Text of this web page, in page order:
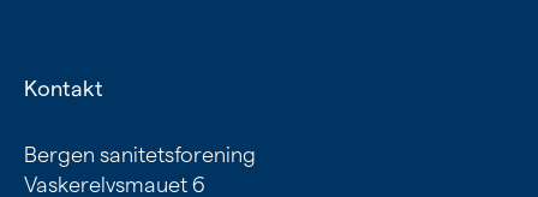
Nyhetsbrev
Om tilbudene våre
Kontakt
Bergen sanitetsforening
Vaskerelvsmauet 6